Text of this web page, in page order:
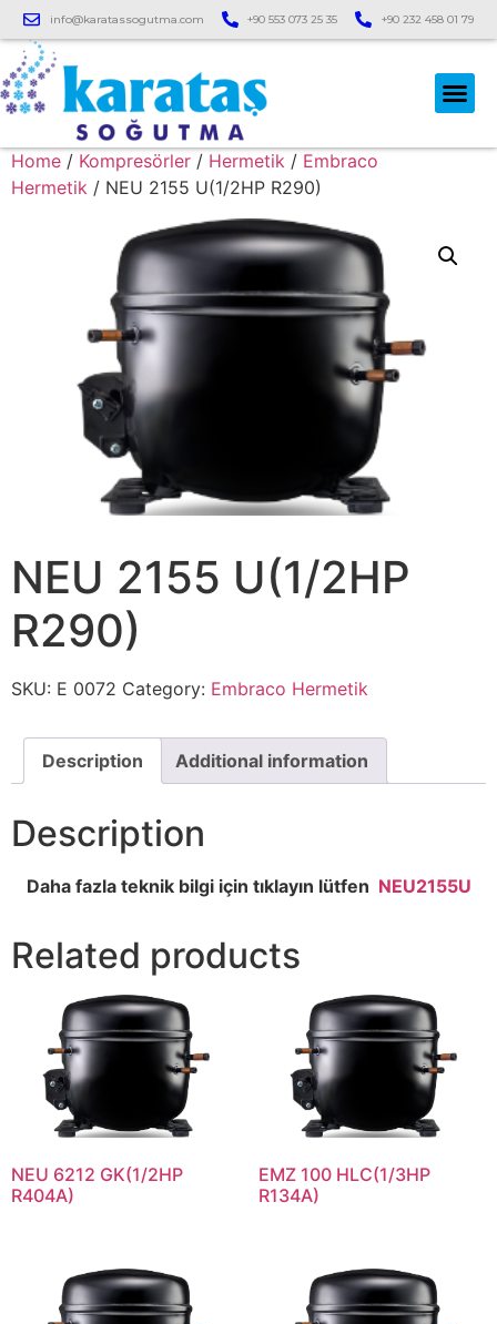
info@karatassogutma.com +90 553 073 25 35 +90 232 458 01 79
Home / Kompresörler / Hermetik / Embraco
Hermetik / NEU 2155 U(1/2HP R290)
NEU 2155 U(1/2HP
R290)
SKU: E 0072 Category: Embraco Hermetik
Description Additional information
Description
Daha fazla teknik bilgi için tıklayın lütfen NEU2155U
Related products
NEU 6212 GK(1/2HP
R404A)
EMZ 100 HLC(1/3HP
R134A)